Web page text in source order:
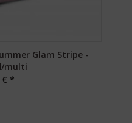
Glam Stripe -
multi
€ *